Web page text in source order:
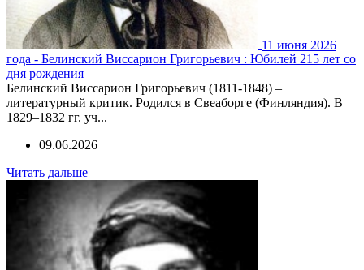
11 июня 2026
года - Белинский Виссарион Григорьевич : Юбилей 215 лет со
дня рождения
Белинский Виссарион Григорьевич (1811-1848) –
литературный критик. Родился в Свеаборге (Финляндия). В
1829–1832 гг. уч...
09.06.2026
Читать дальше